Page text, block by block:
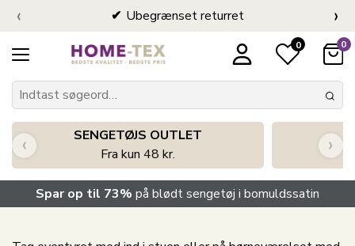
Ubegrænset returret
‹ ›
0 0
SENGETØJS OUTLET
Fra kun 48 kr.
‹ ›
Spar op til 73% på blødt sengetøj i bomuldssatin